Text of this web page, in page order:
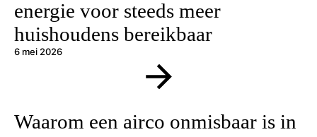
energie voor steeds meer
huishoudens bereikbaar
6 mei 2026
Waarom een airco onmisbaar is in